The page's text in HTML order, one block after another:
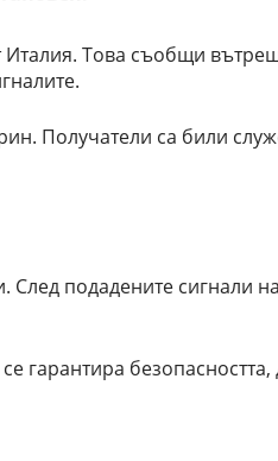
Италия. Това съобщи
Получатели са били
подадените сигнали
гарантира безопасността,